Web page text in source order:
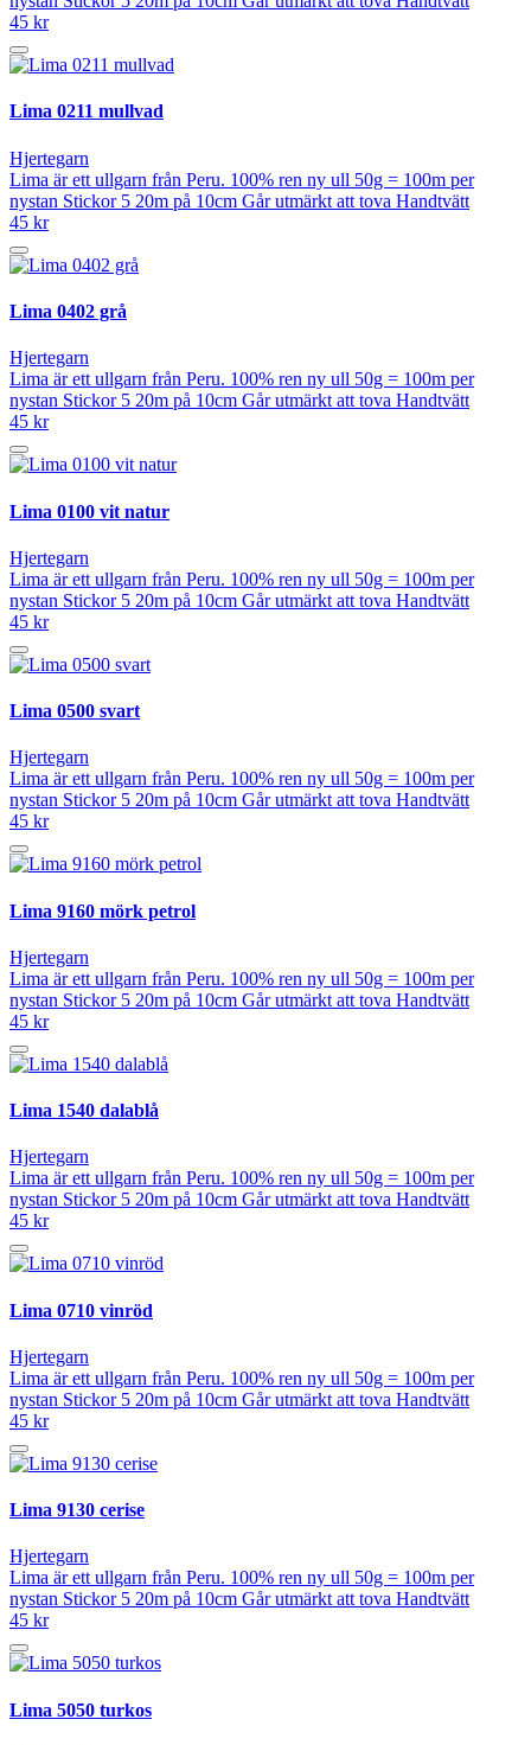
45 kr
Lima 0211 mullvad
Hjertegarn
Lima är ett ullgarn från Peru. 100% ren ny ull 50g = 100m per
nystan Stickor 5 20m på 10cm Går utmärkt att tova Handtvätt
45 kr
Lima 0402 grå
Hjertegarn
Lima är ett ullgarn från Peru. 100% ren ny ull 50g = 100m per
nystan Stickor 5 20m på 10cm Går utmärkt att tova Handtvätt
45 kr
Lima 0100 vit natur
Hjertegarn
Lima är ett ullgarn från Peru. 100% ren ny ull 50g = 100m per
nystan Stickor 5 20m på 10cm Går utmärkt att tova Handtvätt
45 kr
Lima 0500 svart
Hjertegarn
Lima är ett ullgarn från Peru. 100% ren ny ull 50g = 100m per
nystan Stickor 5 20m på 10cm Går utmärkt att tova Handtvätt
45 kr
Lima 9160 mörk petrol
Hjertegarn
Lima är ett ullgarn från Peru. 100% ren ny ull 50g = 100m per
nystan Stickor 5 20m på 10cm Går utmärkt att tova Handtvätt
45 kr
Lima 1540 dalablå
Hjertegarn
Lima är ett ullgarn från Peru. 100% ren ny ull 50g = 100m per
nystan Stickor 5 20m på 10cm Går utmärkt att tova Handtvätt
45 kr
Lima 0710 vinröd
Hjertegarn
Lima är ett ullgarn från Peru. 100% ren ny ull 50g = 100m per
nystan Stickor 5 20m på 10cm Går utmärkt att tova Handtvätt
45 kr
Lima 9130 cerise
Hjertegarn
Lima är ett ullgarn från Peru. 100% ren ny ull 50g = 100m per
nystan Stickor 5 20m på 10cm Går utmärkt att tova Handtvätt
45 kr
Lima 5050 turkos